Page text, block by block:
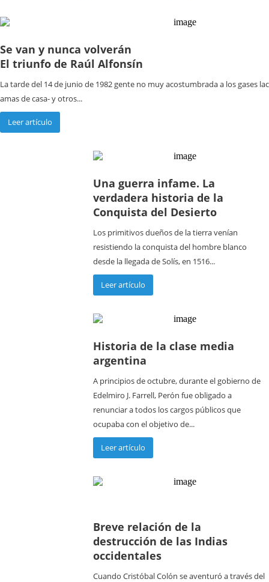
Se van y nunca volverán
El triunfo de Raúl Alfonsín
La tarde del 14 de junio de 1982 gente no muy acostumbrada a los gases
amas de casa- y otros...
Leer artículo
Una guerra infame. La
verdadera historia de la
Conquista del Desierto
Los primitivos dueños de la tierra venían
resistiendo la conquista del hombre blanco
desde la llegada de Solís, en 1516...
Leer artículo
Historia de la clase media
argentina
A principios de octubre, durante el gobierno de
Edelmiro J. Farrell, Perón fue obligado a
renunciar a todos los cargos públicos que
ocupaba con el objetivo de...
Leer artículo
Breve relación de la
destrucción de las Indias
occidentales
Cuando Cristóbal Colón se aventuró a través del